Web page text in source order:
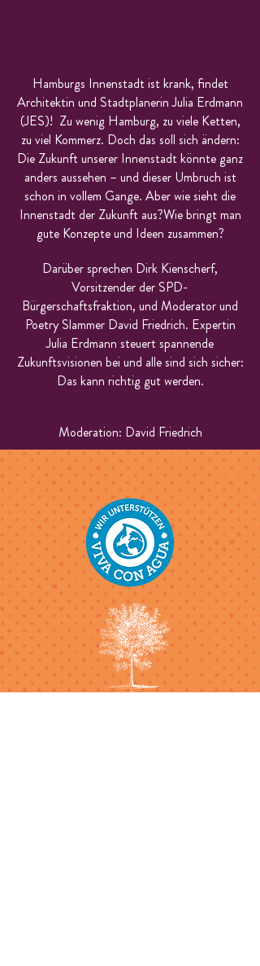
Hamburgs Innenstadt ist krank, findet
Architektin und Stadtplanerin Julia Erdmann
(JES)! Zu wenig Hamburg, zu viele Ketten,
zu viel Kommerz. Doch das soll sich ändern:
Die Zukunft unserer Innenstadt könnte ganz
anders aussehen – und dieser Umbruch ist
schon in vollem Gange. Aber wie sieht die
Innenstadt der Zukunft aus?Wie bringt man
gute Konzepte und Ideen zusammen?
Darüber sprechen Dirk Kienscherf,
Vorsitzender der SPD-
Bürgerschaftsfraktion, und Moderator und
Poetry Slammer David Friedrich. Expertin
Julia Erdmann steuert spannende
Zukunftsvisionen bei und alle sind sich sicher:
Das kann richtig gut werden.
Moderation: David Friedrich